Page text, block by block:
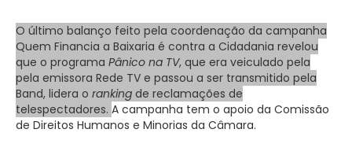
O último balanço feito pela coordenação da campanha
Quem Financia a Baixaria é contra a Cidadania revelou
que o programa Pânico na TV, que era veiculado pela
pela emissora Rede TV e passou a ser transmitido pela
Band, lidera o ranking de reclamações de
telespectadores. A campanha tem o apoio da Comissão
de Direitos Humanos e Minorias da Câmara.